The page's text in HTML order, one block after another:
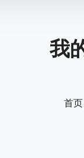
我
首页